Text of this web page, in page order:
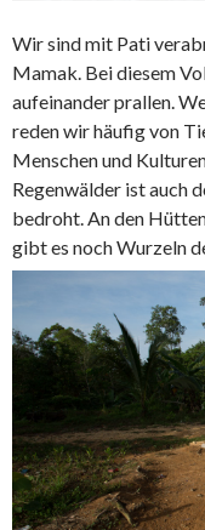
Wir sind mit Pati
Mamak. Bei diesem
aufeinander prallen.
reden wir häufig von
Menschen und
Regenwälder ist auch
bedroht. An den
gibt es noch Wurzeln